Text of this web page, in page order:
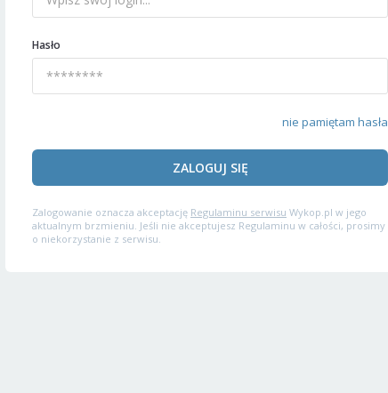
Hasło
nie pamiętam hasła
ZALOGUJ SIĘ
Zalogowanie oznacza akceptację Regulaminu serwisu Wykop.pl w jego
aktualnym brzmieniu. Jeśli nie akceptujesz Regulaminu w całości, prosimy
o niekorzystanie z serwisu.